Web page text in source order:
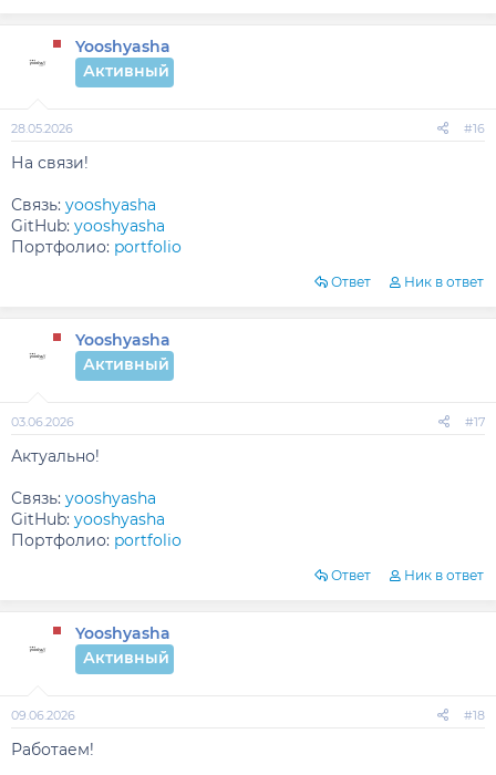
Yooshyasha
Активный
28.05.2026 #16
На связи!
Связь: yooshyasha
GitHub: yooshyasha
Портфолио: portfolio
Ответ Ник в ответ
Yooshyasha
Активный
03.06.2026 #17
Актуально!
Связь: yooshyasha
GitHub: yooshyasha
Портфолио: portfolio
Ответ Ник в ответ
Yooshyasha
Активный
09.06.2026 #18
Работаем!